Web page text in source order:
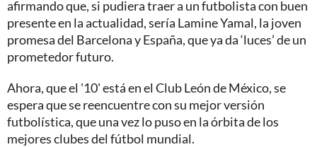
afirmando que, si pudiera traer a un futbolista con buen
presente en la actualidad, sería Lamine Yamal, la joven
promesa del Barcelona y España, que ya da ‘luces’ de un
prometedor futuro.
Ahora, que el '10' está en el Club León de México, se
espera que se reencuentre con su mejor versión
futbolística, que una vez lo puso en la órbita de los
mejores clubes del fútbol mundial.